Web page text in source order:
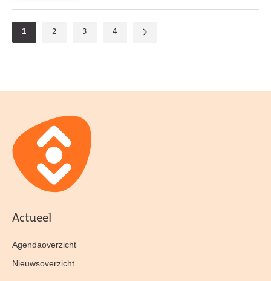
1 2 3 4
Actueel
Agendaoverzicht
Nieuwsoverzicht